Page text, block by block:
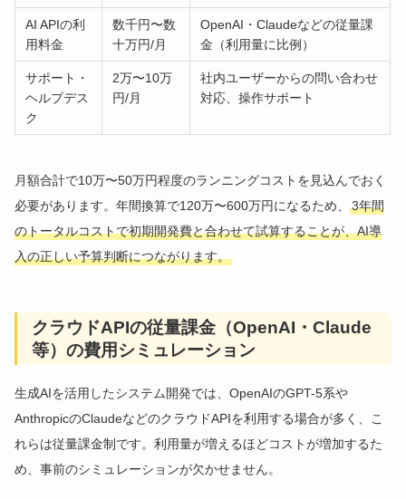
AI APIの利
用料金
数千円〜数
十万円/月
OpenAI・Claudeなどの従量課
金（利用量に比例）
サポート・
ヘルプデス
ク
2万〜10万
円/月
社内ユーザーからの問い合わせ
対応、操作サポート
月額合計で10万〜50万円程度のランニングコストを見込んでおく
必要があります。年間換算で120万〜600万円になるため、3年間
のトータルコストで初期開発費と合わせて試算することが、AI導
入の正しい予算判断につながります。
クラウドAPIの従量課金（OpenAI・Claude
等）の費用シミュレーション
生成AIを活用したシステム開発では、OpenAIのGPT-5系や
AnthropicのClaudeなどのクラウドAPIを利用する場合が多く、こ
れらは従量課金制です。利用量が増えるほどコストが増加するた
め、事前のシミュレーションが欠かせません。